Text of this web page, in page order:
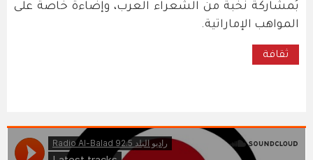
بُمشاركة نخبة من الشعراء العرب، وإضاءة خاصة على
المواهب الإماراتية.
ثقافة